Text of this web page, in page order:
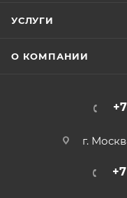
УСЛУГИ
О КОМПАНИИ
г.